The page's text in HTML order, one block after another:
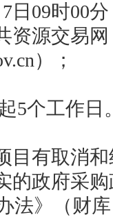
7日 09时00分
资源交易网
）；
5个工作日
目有取消
的政府采
法》（财